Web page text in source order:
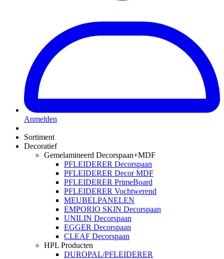
Anmelden
Sortiment
Decoratief
Gemelamineerd Decorspaan+MDF
PFLEIDERER Decorspaan
PFLEIDERER Decor MDF
PFLEIDERER PrimeBoard
PFLEIDERER Vochtwerend
MEUBELPANELEN
EMPORIO SKIN Decorspaan
UNILIN Decorspaan
EGGER Decorspaan
CLEAF Decorspaan
HPL Producten
DUROPAL/PFLEIDERER